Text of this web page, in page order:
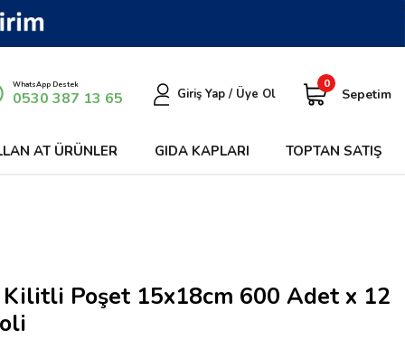
WhatsApp Destek
0530 387 13 65 Giriş Yap / Üye Ol
0
Sepetim
AT ÜRÜNLER GIDA KAPLARI TOPTAN SATIŞ
Poşet 15x18cm 600 Adet x 12